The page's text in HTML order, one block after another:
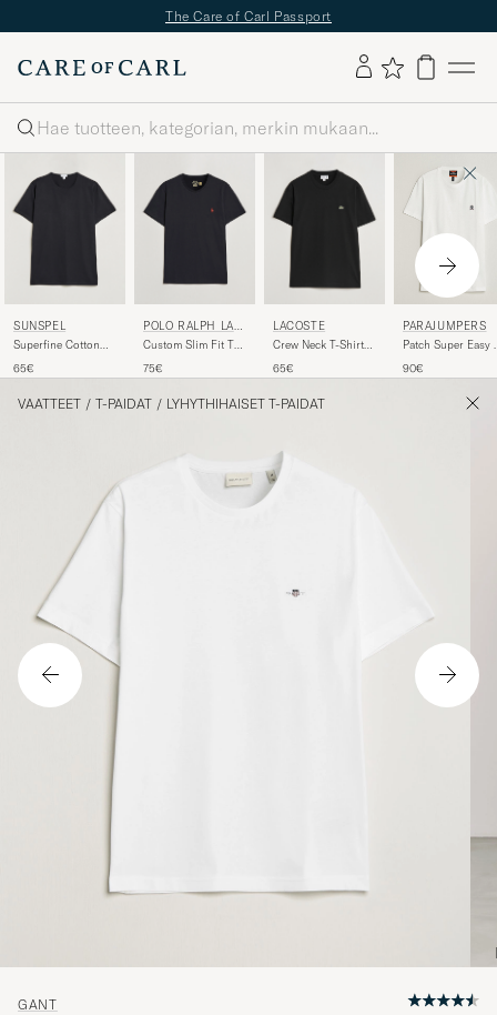
The Care of Carl Passport
Haku
SUNSPEL
Superfine Cotton
Black
65€
POLO RALPH LAU
REN
Custom Slim Fit Tee
75€
LACOSTE
Crew Neck T-Shirt
65€
PARAJUMPERS
Patch Super Easy
90€
VAATTEET / T-PAIDAT / LYHYTHIHAISET T-PAIDAT
GANT